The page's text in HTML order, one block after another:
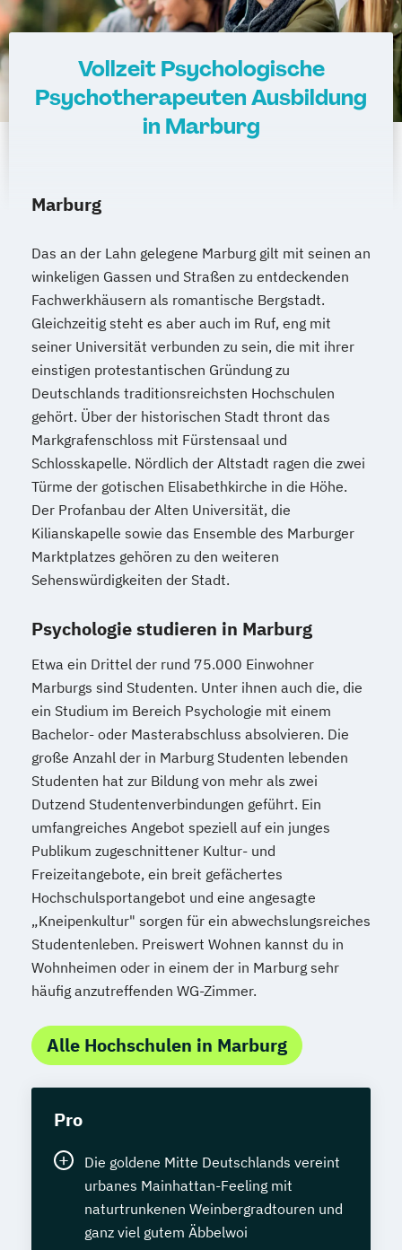
Vollzeit Psychologische
Psychotherapeuten Ausbildung
in Marburg
Marburg
Das an der Lahn gelegene Marburg gilt mit seinen an
winkeligen Gassen und Straßen zu entdeckenden
Fachwerkhäusern als romantische Bergstadt.
Gleichzeitig steht es aber auch im Ruf, eng mit
seiner Universität verbunden zu sein, die mit ihrer
einstigen protestantischen Gründung zu
Deutschlands traditionsreichsten Hochschulen
gehört. Über der historischen Stadt thront das
Markgrafenschloss mit Fürstensaal und
Schlosskapelle. Nördlich der Altstadt ragen die zwei
Türme der gotischen Elisabethkirche in die Höhe.
Der Profanbau der Alten Universität, die
Kilianskapelle sowie das Ensemble des Marburger
Marktplatzes gehören zu den weiteren
Sehenswürdigkeiten der Stadt.
Psychologie studieren in Marburg
Etwa ein Drittel der rund 75.000 Einwohner
Marburgs sind Studenten. Unter ihnen auch die, die
ein Studium im Bereich Psychologie mit einem
Bachelor- oder Masterabschluss absolvieren. Die
große Anzahl der in Marburg Studenten lebenden
Studenten hat zur Bildung von mehr als zwei
Dutzend Studentenverbindungen geführt. Ein
umfangreiches Angebot speziell auf ein junges
Publikum zugeschnittener Kultur- und
Freizeitangebote, ein breit gefächertes
Hochschulsportangebot und eine angesagte
„Kneipenkultur" sorgen für ein abwechslungsreiches
Studentenleben. Preiswert Wohnen kannst du in
Wohnheimen oder in einem der in Marburg sehr
häufig anzutreffenden WG-Zimmer.
Alle Hochschulen in Marburg
Pro
Die goldene Mitte Deutschlands vereint
urbanes Mainhattan-Feeling mit
naturtrunkenen Weinbergradtouren und
ganz viel gutem Äbbelwoi